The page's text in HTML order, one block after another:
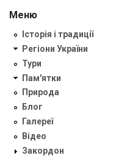
Меню
Історія і традиції
Регіони України
Тури
Пам'ятки
Природа
Блог
Галереї
Відео
Закордон